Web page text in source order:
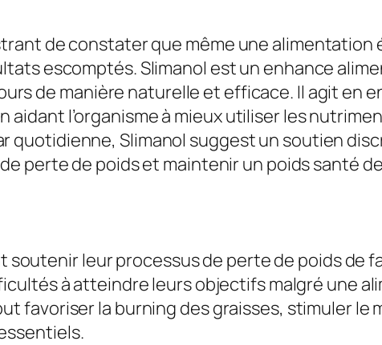
9
,
0
0
€
0
€
.
de constater que même une alimentation
escomptés. Slimanol est un enhance
de manière naturelle et efficace. Il agit en
l’organisme à mieux utiliser les
quotidienne, Slimanol suggest un soutien
perte de poids et maintenir un poids santé
leur processus de perte de poids de
à atteindre leurs objectifs malgré une
favoriser la burning des graisses, stimuler le